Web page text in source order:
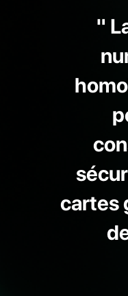
"
cartes